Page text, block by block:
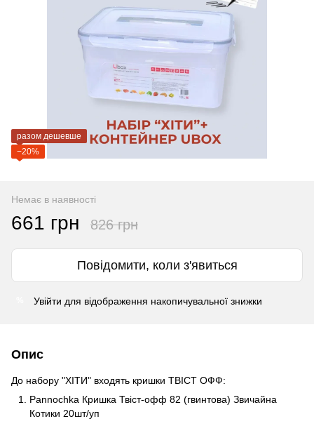
разом дешевше
−20%
Немає в наявності
661 грн 826 грн
Повідомити, коли з'явиться
Увійти для відображення накопичувальної знижки
Опис
До набору "ХІТИ" входять кришки ТВІСТ ОФФ:
Pannochka Кришка Твіст-офф 82 (гвинтова) Звичайна
Котики 20шт/уп